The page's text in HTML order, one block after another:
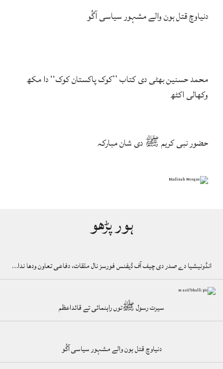
دنیاوچ قتل ہون والے مشہور سیاسی آگُو
محمد حسنین بھٹی دی کتاب ’’کوک پاکستان کوک‘‘ دا مکھ
وکھالی اکٹھ
حضور نبی کریم ﷺ دی شان مبارکہ
ہور پڑھو
انڈونیشیا دے صدر دی چیف آف ڈیفنس فورسز نال ملقات، دفاعی تعاون ودھا ندا…
سیرت رسول ﷺتوں راہنمائی تے قائداعظم
دنیاوچ قتل ہون والے مشہور سیاسی آگُو